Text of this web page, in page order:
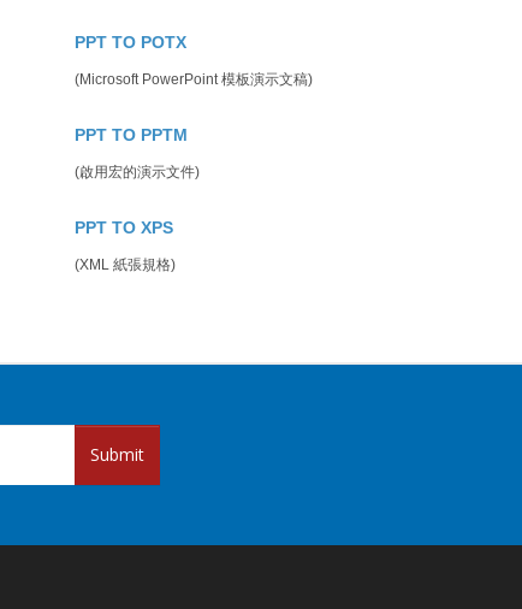
PPT TO POTX
(Microsoft PowerPoint 模板演示文稿)
PPT TO PPTM
(啟用宏的演示文件)
PPT TO XPS
(XML 紙張規格)
Submit